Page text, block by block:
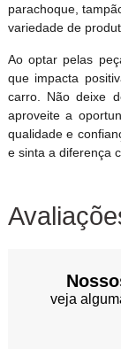
parachoque,
variedade de
Ao optar pelas
que impacta
carro. Não deixe
aproveite a
qualidade e
e sinta a diferença
veja